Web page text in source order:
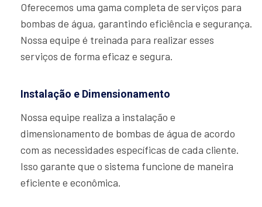
Oferecemos uma gama completa de serviços para
bombas de água, garantindo eficiência e segurança.
Nossa equipe é treinada para realizar esses
serviços de forma eficaz e segura.
Instalação e Dimensionamento
Nossa equipe realiza a instalação e
dimensionamento de bombas de água de acordo
com as necessidades específicas de cada cliente.
Isso garante que o sistema funcione de maneira
eficiente e econômica.